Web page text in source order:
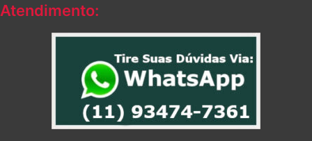
Atendimento: